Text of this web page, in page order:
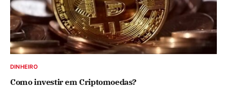
DINHEIRO
Como investir em Criptomoedas?